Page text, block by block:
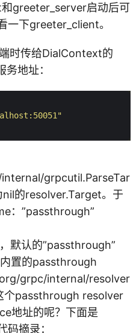
greeter_server启动后可
一下greeter_client。
时传给DialContext的
地址：
grpcutil.ParseTar
的resolver.Target。于
：”passthrough”
默认的”passthrough”
置的passthrough
grpc/internal/resolver
个passthrough resolver
地址的呢？下面是
摘录：